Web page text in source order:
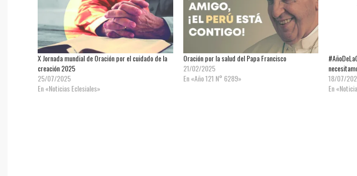
X Jornada mundial de Oración por el cuidado de la
creación 2025
25/07/2025
En «Noticias Eclesiales»
Oración por la salud del Papa Francisco
21/02/2025
En «Año 121 N° 6289»
18/07/
En